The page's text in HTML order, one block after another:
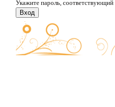
Укажите пароль, соответствующий